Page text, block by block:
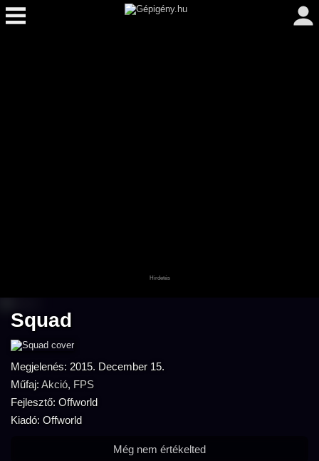
Squad
Megjelenés: 2015. December 15.
Műfaj: Akció, FPS
Fejlesztő: Offworld
Kiadó: Offworld
Még nem értékelted